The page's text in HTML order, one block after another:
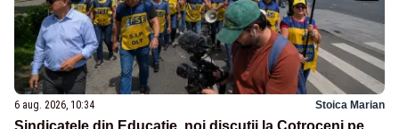
6 aug. 2026, 10:34 Stoica Marian